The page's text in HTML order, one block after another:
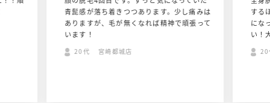
青髭感が落ち着きつつあります。少し痛みは
ありますが、毛が無くなれば精神で頑張って
います！
20代 宮崎都城店
する
にな
い！